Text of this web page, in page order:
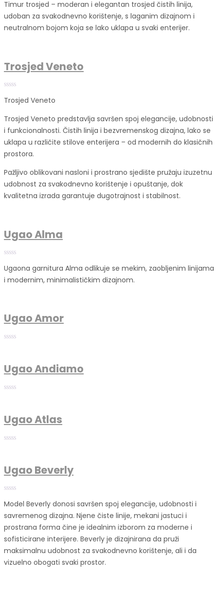
Timur trosjed – moderan i elegantan trosjed čistih linija,
udoban za svakodnevno korištenje, s laganim dizajnom i
neutralnom bojom koja se lako uklapa u svaki enterijer.
Trosjed Veneto
Trosjed Veneto
Trosjed Veneto predstavlja savršen spoj elegancije, udobnosti
i funkcionalnosti. Čistih linija i bezvremenskog dizajna, lako se
uklapa u različite stilove enterijera – od modernih do klasičnih
prostora.
Pažljivo oblikovani nasloni i prostrano sjedište pružaju izuzetnu
udobnost za svakodnevno korištenje i opuštanje, dok
kvalitetna izrada garantuje dugotrajnost i stabilnost.
Ugao Alma
Ugaona garnitura Alma odlikuje se mekim, zaobljenim linijama
i modernim, minimalističkim dizajnom.
Ugao Amor
Ugao Andiamo
Ugao Atlas
Ugao Beverly
Model Beverly donosi savršen spoj elegancije, udobnosti i
savremenog dizajna. Njene čiste linije, mekani jastuci i
prostrana forma čine je idealnim izborom za moderne i
sofisticirane interijere. Beverly je dizajnirana da pruži
maksimalnu udobnost za svakodnevno korištenje, ali i da
vizuelno obogati svaki prostor.